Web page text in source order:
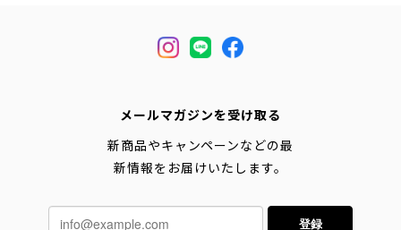
メールマガジンを受け取る
新商品やキャンペーンなどの最
新情報をお届けいたします。
登録